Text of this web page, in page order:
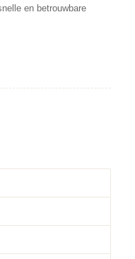
en betrouwbare